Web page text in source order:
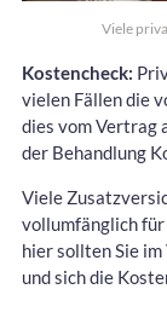
Viele
Kostencheck:
vielen Fällen die
dies vom Vertrag
der Behandlung
Viele
vollumfänglich
hier sollten Sie
und sich die